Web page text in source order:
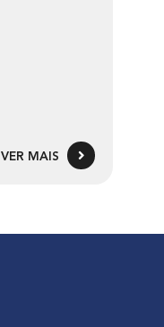
VER MAIS